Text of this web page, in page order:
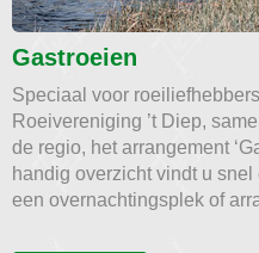
Gastroeien
Speciaal voor
Roeivereniging ’t Diep,
de regio, het arrangement
handig overzicht vindt u
een overnachtingsplek of